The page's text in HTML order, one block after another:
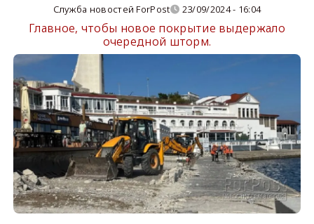
Служба новостей ForPost 23/09/2024 - 16:04
Главное, чтобы новое покрытие выдержало
очередной шторм.